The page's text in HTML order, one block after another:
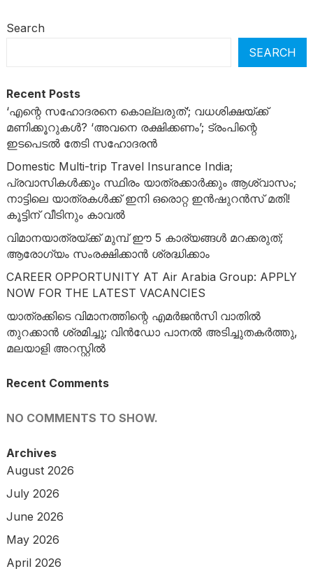
Search
SEARCH
Recent Posts
‘എന്റെ സഹോദരനെ കൊല്ലരുത്’; വധശിക്ഷയ്ക്ക്
മണിക്കൂറുകൾ? ‘അവനെ രക്ഷിക്കണം’; ട്രംപിന്റെ
ഇടപെടൽ തേടി സഹോദരൻ
Domestic Multi-trip Travel Insurance India;
പ്രവാസികൾക്കും സ്ഥിരം യാത്രക്കാർക്കും ആശ്വാസം;
നാട്ടിലെ യാത്രകൾക്ക് ഇനി ഒരൊറ്റ ഇൻഷുറൻസ് മതി!
കൂട്ടിന് വീടിനും കാവൽ
വിമാനയാത്രയ്ക്ക് മുമ്പ് ഈ 5 കാര്യങ്ങൾ മറക്കരുത്;
ആരോഗ്യം സംരക്ഷിക്കാൻ ശ്രദ്ധിക്കാം
CAREER OPPORTUNITY AT Air Arabia Group: APPLY
NOW FOR THE LATEST VACANCIES
യാത്രക്കിടെ വിമാനത്തിന്റെ എമർജൻസി വാതിൽ
തുറക്കാൻ ശ്രമിച്ചു; വിൻഡോ പാനൽ അടിച്ചുതകർത്തു,
മലയാളി അറസ്റ്റിൽ
Recent Comments
NO COMMENTS TO SHOW.
Archives
August 2026
July 2026
June 2026
May 2026
April 2026